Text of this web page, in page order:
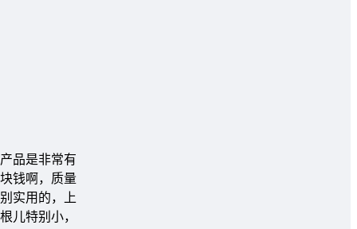
品是非常有
钱啊，质量
实用的，上
儿特别小，